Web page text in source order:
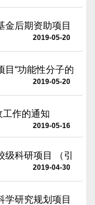
金后期资助项目
2019-05-20
目“功能性分子的
2019-05-20
工作的通知
2019-05-16
科研项目 （引
2019-04-30
学研究规划项目